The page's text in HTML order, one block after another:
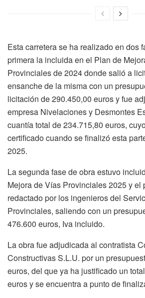
Esta carretera se ha realizado en dos
primera la incluida en el Plan de
Provinciales de 2024 donde salió a
ensanche de la misma con un
licitación de 290.450,00 euros y fue
empresa Nivelaciones y Desmontes
cuantía total de 234.715,80 euros,
certificado cuando se finalizó esta
2025.
La segunda fase de obra estuvo
Mejora de Vías Provinciales 2025 y el
redactado por los ingenieros del
Provinciales, saliendo con un
476.600 euros, Iva incluido.
La obra fue adjudicada al contratista
Constructivas S.L.U. por un
euros, del que ya ha justificado un
euros y se encuentra a punto de